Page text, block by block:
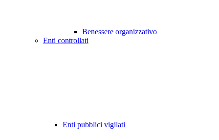
Benessere organizzativo
Enti controllati
Enti pubblici vigilati